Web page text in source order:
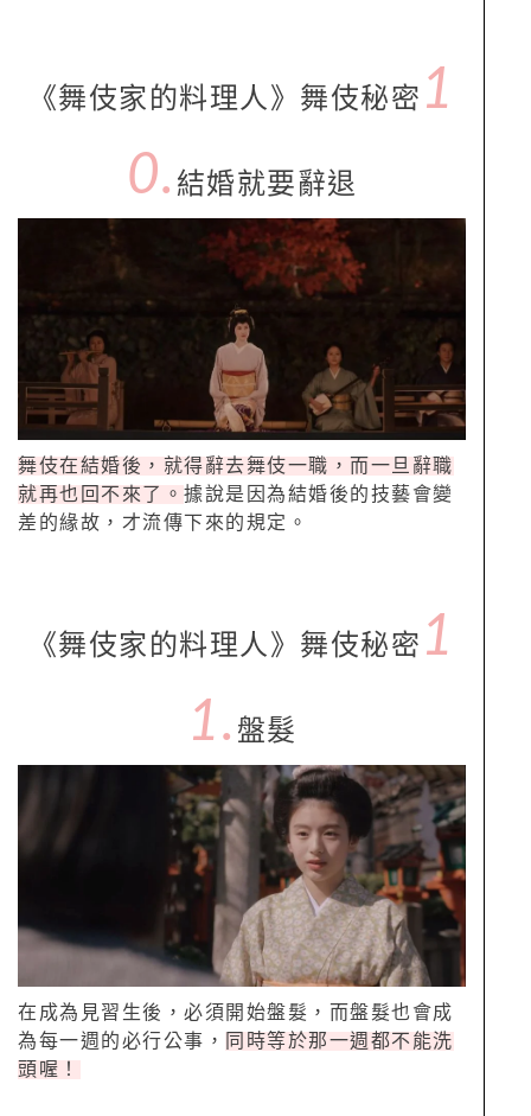
《舞伎家的料理人》舞伎秘密 1
0. 結婚就要辭退
舞伎在結婚後，就得辭去舞伎一職，而一旦辭職
就再也回不來了。 據說是因為結婚後的技藝會變
差的緣故，才流傳下來的規定。
《舞伎家的料理人》舞伎秘密 1
1. 盤髮
在成為見習生後，必須開始盤髮，而盤髮也會成
為每一週的必行公事，
同時等於那一週都不能洗
頭喔！